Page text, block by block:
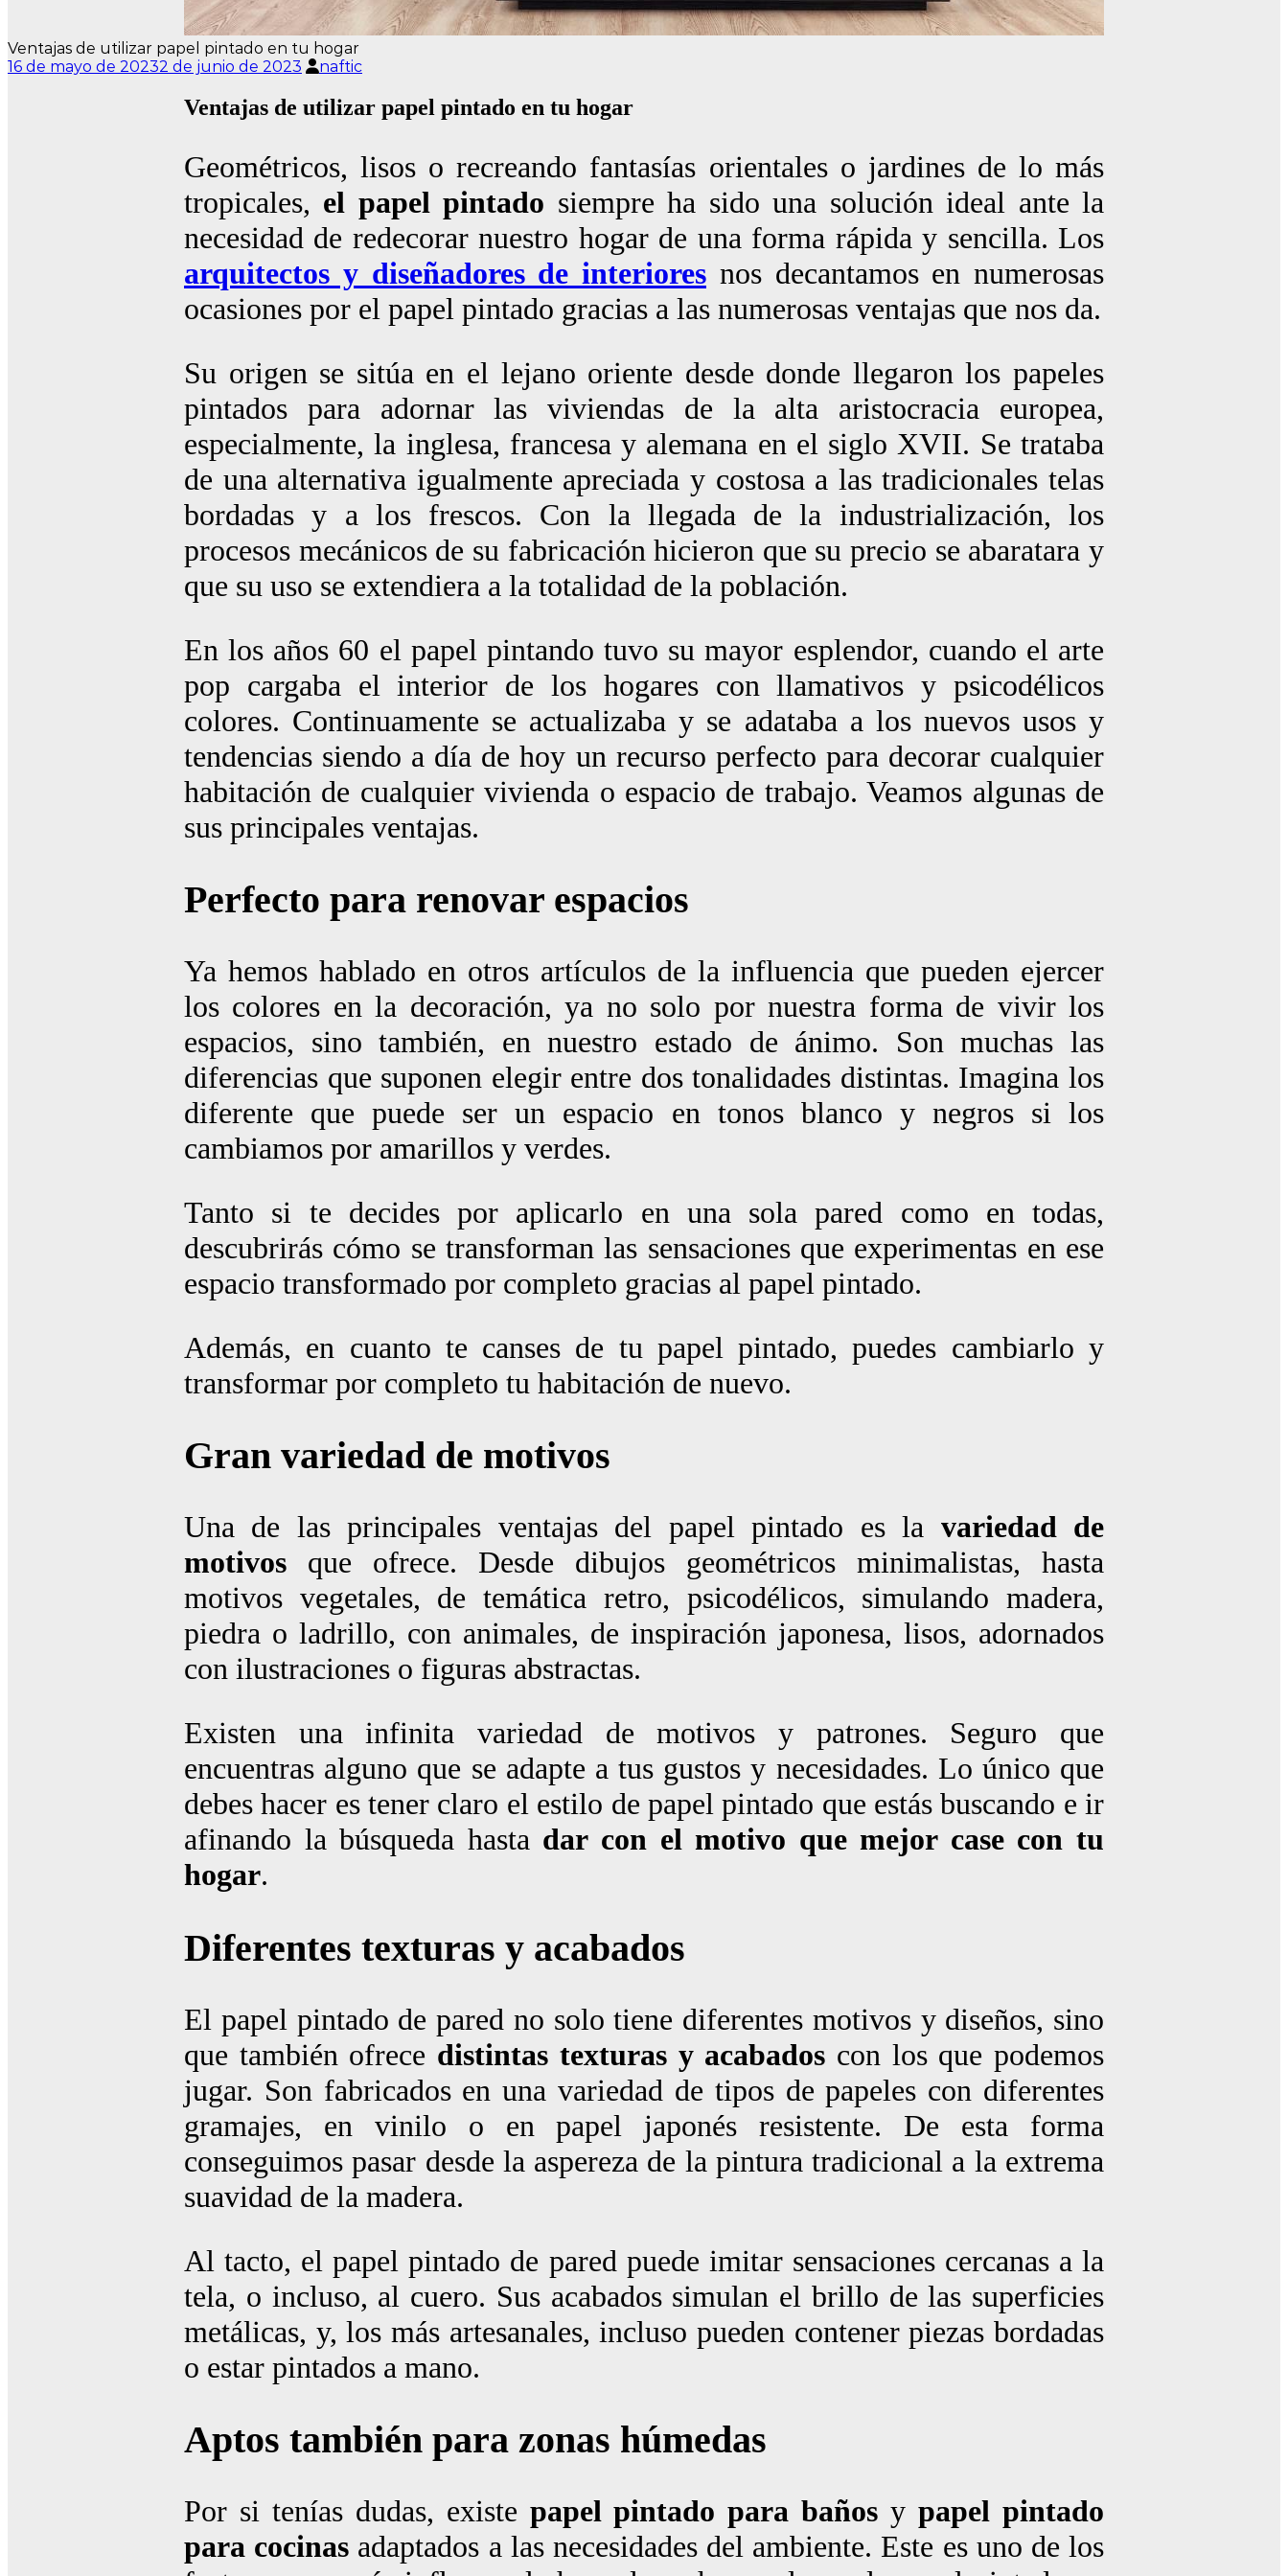
Ventajas de utilizar papel pintado en tu hogar
16 de mayo de 20232 de junio de 2023 naftic
Ventajas de utilizar papel pintado en tu hogar
Geométricos, lisos o recreando fantasías orientales o jardines de lo más
tropicales, el papel pintado siempre ha sido una solución ideal ante la
necesidad de redecorar nuestro hogar de una forma rápida y sencilla. Los
arquitectos y diseñadores de interiores nos decantamos en numerosas
ocasiones por el papel pintado gracias a las numerosas ventajas que nos da.
Su origen se sitúa en el lejano oriente desde donde llegaron los papeles
pintados para adornar las viviendas de la alta aristocracia europea,
especialmente, la inglesa, francesa y alemana en el siglo XVII. Se trataba
de una alternativa igualmente apreciada y costosa a las tradicionales telas
bordadas y a los frescos. Con la llegada de la industrialización, los
procesos mecánicos de su fabricación hicieron que su precio se abaratara y
que su uso se extendiera a la totalidad de la población.
En los años 60 el papel pintando tuvo su mayor esplendor, cuando el arte
pop cargaba el interior de los hogares con llamativos y psicodélicos
colores. Continuamente se actualizaba y se adataba a los nuevos usos y
tendencias siendo a día de hoy un recurso perfecto para decorar cualquier
habitación de cualquier vivienda o espacio de trabajo. Veamos algunas de
sus principales ventajas.
Perfecto para renovar espacios
Ya hemos hablado en otros artículos de la influencia que pueden ejercer
los colores en la decoración, ya no solo por nuestra forma de vivir los
espacios, sino también, en nuestro estado de ánimo. Son muchas las
diferencias que suponen elegir entre dos tonalidades distintas. Imagina los
diferente que puede ser un espacio en tonos blanco y negros si los
cambiamos por amarillos y verdes.
Tanto si te decides por aplicarlo en una sola pared como en todas,
descubrirás cómo se transforman las sensaciones que experimentas en ese
espacio transformado por completo gracias al papel pintado.
Además, en cuanto te canses de tu papel pintado, puedes cambiarlo y
transformar por completo tu habitación de nuevo.
Gran variedad de motivos
Una de las principales ventajas del papel pintado es la variedad de
motivos que ofrece. Desde dibujos geométricos minimalistas, hasta
motivos vegetales, de temática retro, psicodélicos, simulando madera,
piedra o ladrillo, con animales, de inspiración japonesa, lisos, adornados
con ilustraciones o figuras abstractas.
Existen una infinita variedad de motivos y patrones. Seguro que
encuentras alguno que se adapte a tus gustos y necesidades. Lo único que
debes hacer es tener claro el estilo de papel pintado que estás buscando e ir
afinando la búsqueda hasta dar con el motivo que mejor case con tu
hogar.
Diferentes texturas y acabados
El papel pintado de pared no solo tiene diferentes motivos y diseños, sino
que también ofrece distintas texturas y acabados con los que podemos
jugar. Son fabricados en una variedad de tipos de papeles con diferentes
gramajes, en vinilo o en papel japonés resistente. De esta forma
conseguimos pasar desde la aspereza de la pintura tradicional a la extrema
suavidad de la madera.
Al tacto, el papel pintado de pared puede imitar sensaciones cercanas a la
tela, o incluso, al cuero. Sus acabados simulan el brillo de las superficies
metálicas, y, los más artesanales, incluso pueden contener piezas bordadas
o estar pintados a mano.
Aptos también para zonas húmedas
Por si tenías dudas, existe papel pintado para baños ypapel pintado
para cocinas adaptados a las necesidades del ambiente. Este es uno de los